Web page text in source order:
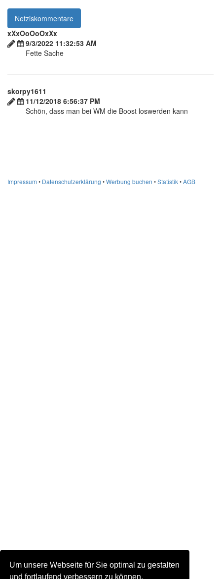
Um unsere Webseite für Sie optimal zu gestalten
und fortlaufend verbessern zu können,
Netziskommentare
xXxOoOoOxXx
9/3/2022 11:32:53 AM
Fette Sache
skorpy1611
11/12/2018 6:56:37 PM
Schön, dass man bei WM die Boost loswerden kann
Impressum • Datenschutzerklärung •Werbung buchen •Statistik•AGB